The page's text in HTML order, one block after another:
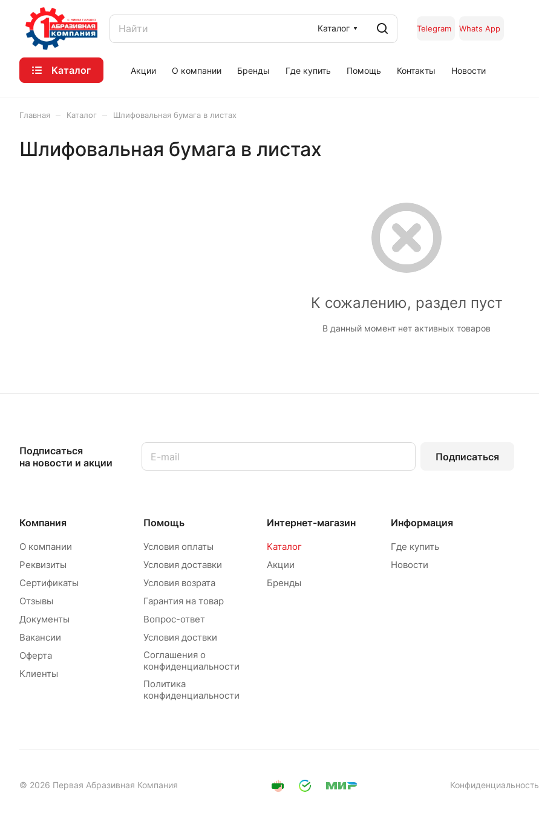
Каталог Telegram Whats App
Каталог Акции О компании Бренды Где купить Помощь Контакты Новости
Главная Каталог Шлифовальная бумага в листах
Шлифовальная бумага в листах
К сожалению, раздел пуст
В данный момент нет активных товаров
Подписаться
на новости и акции
Подписаться
Компания
О компании
Реквизиты
Сертификаты
Отзывы
Документы
Вакансии
Оферта
Клиенты
Помощь
Условия оплаты
Условия доставки
Условия возрата
Гарантия на товар
Вопрос-ответ
Условия доствки
Соглашения о
конфиденциальности
Политика
конфиденциальности
Интернет-магазин
Каталог
Акции
Бренды
Информация
Где купить
Новости
© 2026 Первая Абразивная Компания Конфиденциальность